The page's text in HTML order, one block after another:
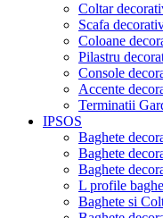
Coltar
Scafa
Coloane
Pilastru
Console
Accente
Terminatii
IPSOS
Baghete
Baghete
Baghete
L profile
Baghete si